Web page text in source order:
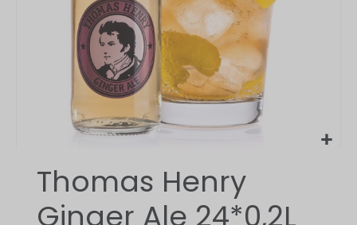
Anfang
Bildergalerie
Thomas Henry